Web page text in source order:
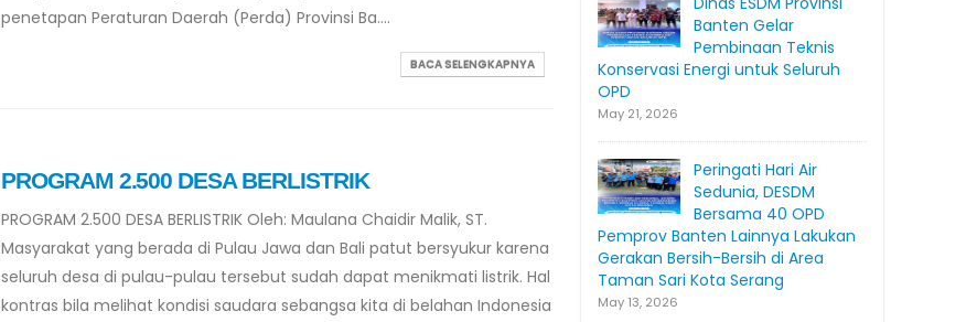
Banten Gelar
Pembinaan Teknis
Konservasi Energi untuk Seluruh
OPD
May 21, 2026
Peringati Hari Air
Sedunia, DESDM
Bersama 40 OPD
Pemprov Banten Lainnya Lakukan
Gerakan Bersih-Bersih di Area
Taman Sari Kota Serang
May 13, 2026
penetapan Peraturan Daerah (Perda) Provinsi Ba....
BACA SELENGKAPNYA
PROGRAM 2.500 DESA BERLISTRIK
PROGRAM 2.500 DESA BERLISTRIK Oleh: Maulana Chaidir Malik, ST.
Masyarakat yang berada di Pulau Jawa dan Bali patut bersyukur karena
seluruh desa di pulau-pulau tersebut sudah dapat menikmati listrik. Hal
kontras bila melihat kondisi saudara sebangsa kita di belahan Indonesia